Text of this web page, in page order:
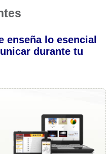
enseña lo esencial
durante tu